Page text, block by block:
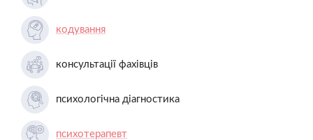
кодування
консультації фахівців
психологічна діагностика
психотерапевт